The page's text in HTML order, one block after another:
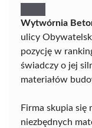
Wytwórnia
ulicy
pozycję w
świadczy o jej
materiałów
Firma skupia się
niezbędnych